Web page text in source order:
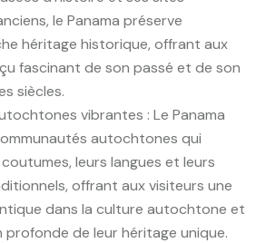
le Panama préserve
héritage historique, offrant aux
fascinant de son passé et de son
siècles.
vibrantes : Le Panama
autochtones qui
leurs langues et leurs
offrant aux visiteurs une
dans la culture autochtone et
de leur héritage unique.